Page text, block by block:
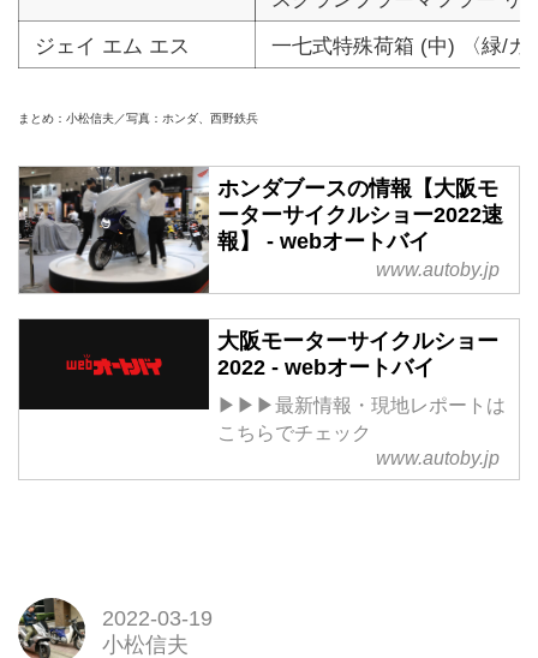
ジェイ エム エス
一七式特殊荷箱 (中) 〈緑/カ
まとめ：小松信夫／写真：ホンダ、西野鉄兵
ホンダブースの情報【大阪モ
ーターサイクルショー2022速
報】 - webオートバイ
www.autoby.jp
大阪モーターサイクルショー
2022 - webオートバイ
▶▶▶最新情報・現地レポートは
こちらでチェック
www.autoby.jp
2022-03-19
小松信夫